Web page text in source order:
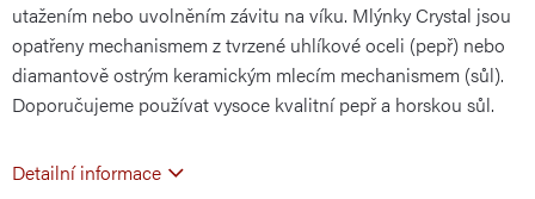
utažením nebo uvolněním závitu na víku. Mlýnky Crystal jsou
opatřeny mechanismem z tvrzené uhlíkové oceli (pepř) nebo
diamantově ostrým keramickým mlecím mechanismem (sůl).
Doporučujeme používat vysoce kvalitní pepř a horskou sůl.
Detailní informace